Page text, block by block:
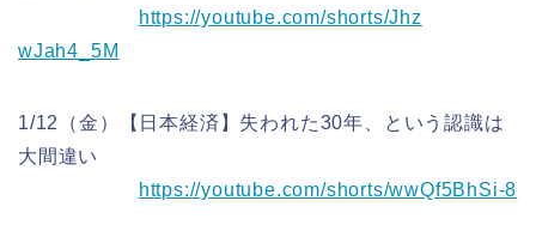
https://youtube.com/shorts/Jhz
wJah4_5M
1/12（金）【日本経済】失われた30年、という認識は
大間違い
https://youtube.com/shorts/wwQf5BhSi-8